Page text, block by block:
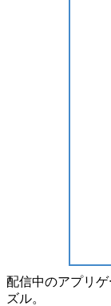
配信中のアプリゲ
ズル。